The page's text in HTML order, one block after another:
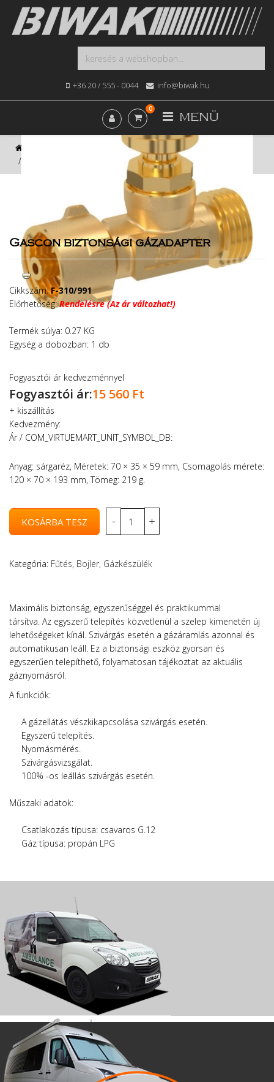
+36 20 / 555 - 0044 info@biwak.hu
MENÜ
0
Fűtés, Bojler, Gázkészülék
Gascon biztonsági gázadapter
Gascon biztonsági gázadapter
Cikkszám:F-310/991
Előrhetőség:Rendelésre (Az ár változhat!)
Termék súlya: 0.27 KG
Egység a dobozban: 1 db
Fogyasztói ár kedvezménnyel
Fogyasztói ár:15 560 Ft
+ kiszállítás
Kedvezmény:
Ár / COM_VIRTUEMART_UNIT_SYMBOL_DB:
Anyag: sárgaréz, Méretek: 70 × 35 × 59 mm, Csomagolás mérete:
120 × 70 × 193 mm, Tömeg: 219 g.
Kategória: Fűtés, Bojler, Gázkészülék
Maximális biztonság, egyszerűséggel és praktikummal
társítva. Az egyszerű telepítés közvetlenül a szelep kimenetén új
lehetőségeket kínál. Szivárgás esetén a gázáramlás azonnal és
automatikusan leáll. Ez a biztonsági eszköz gyorsan és
egyszerűen telepíthető, folyamatosan tájékoztat az aktuális
gáznyomásról.
A funkciók:
A gázellátás vészkikapcsolása szivárgás esetén.
Egyszerű telepítés.
Nyomásmérés.
Szivárgásvizsgálat.
100% -os leállás szivárgás esetén.
Műszaki adatok:
Csatlakozás típusa: csavaros G.12
Gáz típusa: propán LPG